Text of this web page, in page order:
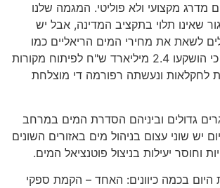
מקצועי ולא פוליטי. המגמה שלנו
שאינו תלוי בתקציב המדינה, אבל יש
לשאת את מחירי המים הריאליים כמו
כי הושקעו מיליארד ש"ח לפיתוח מקורות
לחקלאות ונעשתה רפורמה די מוצלחת
גדולים וביניהם הסדרת המים במרחב
יש שוני עצום בניהול מים באזורים השונים
וחוסר יעילות בניצול פוטנציאל המים.
בכמה כיוונים: האחד – הקמת ספקי